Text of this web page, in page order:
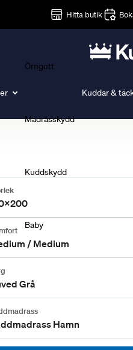
Hitta butik
Örngott
Madrasskydd
Kuddskydd
Baby
Kuddar &
/ Medium
Grå
Hamn